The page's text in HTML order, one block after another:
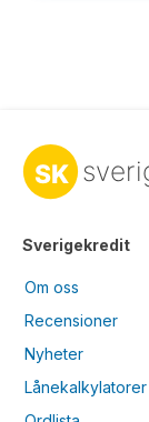
Sverigekredit
Om oss
Recensioner
Nyheter
Lånekalkylatorer